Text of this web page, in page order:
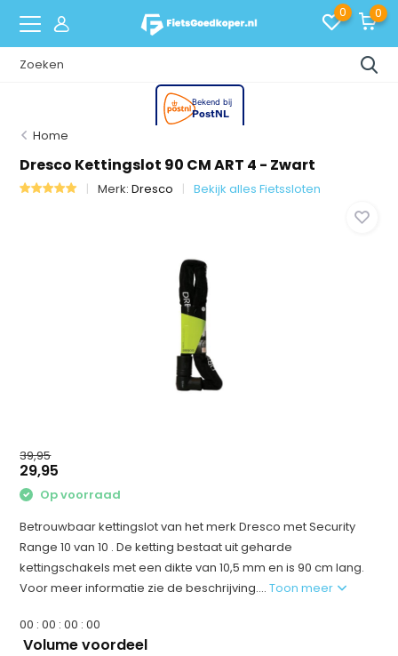
0 0
Home
Dresco Kettingslot 90 CM ART 4 - Zwart
Merk:Dresco Bekijk alles Fietssloten
39,95
29,95
Op voorraad
Betrouwbaar kettingslot van het merk Dresco met Security
Range 10 van 10 . De ketting bestaat uit geharde
kettingschakels met een dikte van 10,5 mm en is 90 cm lang.
Voor meer informatie zie de beschrijving....Toon meer
00 :00 :00 :00
Volume voordeel